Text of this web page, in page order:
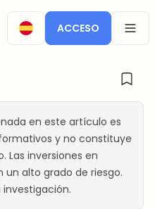
ACCESO
en este artículo es
y no constituye
Las inversiones en
alto grado de riesgo.
investigación.